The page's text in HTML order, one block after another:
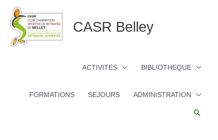
contenu
CASR Belley
ACTIVITES BIBLIOTHEQUE
FORMATIONS SEJOURS ADMINISTRATION